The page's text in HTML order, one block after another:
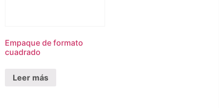
Empaque de formato
cuadrado
Leer más